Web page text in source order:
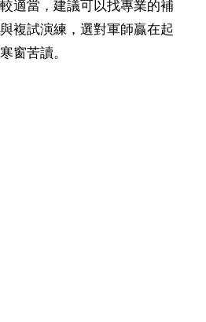
適當，建議可以找專業的補
複試演練，選對軍師贏在起
窗苦讀。